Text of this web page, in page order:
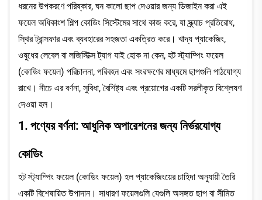
ধরনের উপকরণে পরিষ্কার, ঘন কালো ছাপ দেওয়ার জন্য ডিজাইন করা এই
ফয়েল অধিকাংশ শিল্প কোডিং সিস্টেমের সাথে কাজ করে, যা স্ক্র্যাচ প্রতিরোধ,
স্থির ট্রান্সফার এবং ব্যবহারের সহজতা একত্রিত করে। খাদ্য প্যাকেজিং,
ওষুধের লেবেল বা লজিস্টিক্স ট্যাগ যাই হোক না কেন, হট স্ট্যাম্পিং ফয়েল
(কোডিং ফয়েল) পরিচালনা, পরিবহন এবং সংরক্ষণের মাধ্যমে ছাপগুলি পাঠযোগ্য
রাখে। নীচে এর বর্ণনা, সুবিধা, বৈশিষ্ট্য এবং প্রয়োগের একটি সরলীকৃত বিশ্লেষণ
দেওয়া হল।
1. পণ্যের বর্ণনা: আধুনিক অপারেশনের জন্য নির্ভরযোগ্য
কোডিং
হট স্ট্যাম্পিং ফয়েল (কোডিং ফয়েল) হল প্যাকেজিংয়ের চাহিদা অনুযায়ী তৈরি
একটি বিশেষায়িত উপাদান। সাধারণ ফয়েলগুলি যেগুলি অসঙ্গত ছাপ বা সীমিত